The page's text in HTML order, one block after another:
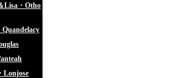
Lisa・Otho
Lonjose